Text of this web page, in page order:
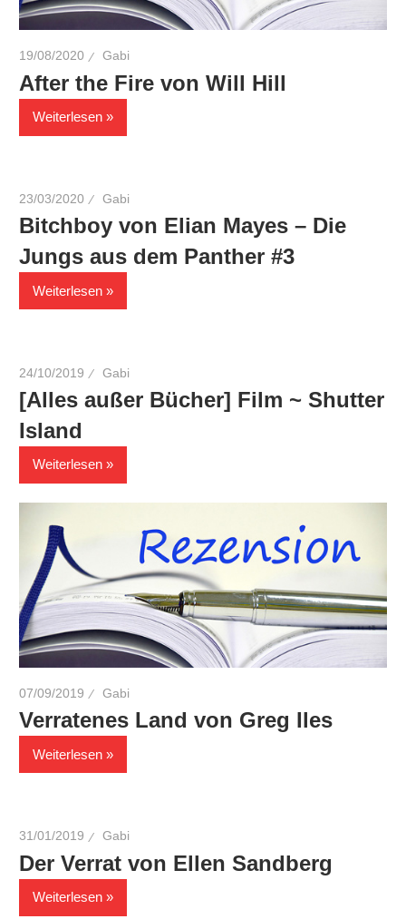
19/08/2020 Gabi
After the Fire von Will Hill
Weiterlesen
23/03/2020 Gabi
Bitchboy von Elian Mayes – Die
Jungs aus dem Panther #3
Weiterlesen
24/10/2019 Gabi
[Alles außer Bücher] Film ~ Shutter
Island
Weiterlesen
07/09/2019 Gabi
Verratenes Land von Greg Iles
Weiterlesen
31/01/2019 Gabi
Der Verrat von Ellen Sandberg
Weiterlesen